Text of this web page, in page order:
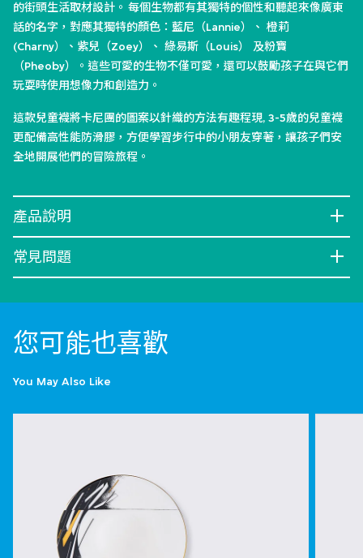
的街頭生活取材設計。 每個生物都有其獨特的個性和聽起來像廣東
話的名字，對應其獨特的顏色：藍尼（Lannie）、 橙莉
(Charny）、紫兒（Zoey）、 綠易斯（Louis） 及粉寶
（Pheoby）。這些可愛的生物不僅可愛，還可以鼓勵孩子在與它們
玩耍時使用想像力和創造力。
這款兒童襪將卡尼團的圖案以針織的方法有趣程現, 3-5歲的兒童襪
更配備高性能防滑膠，方便學習步行中的小朋友穿著，讓孩子們安
全地開展他們的冒險旅程。
產品說明
常見問題
您可能也喜歡
You May Also Like